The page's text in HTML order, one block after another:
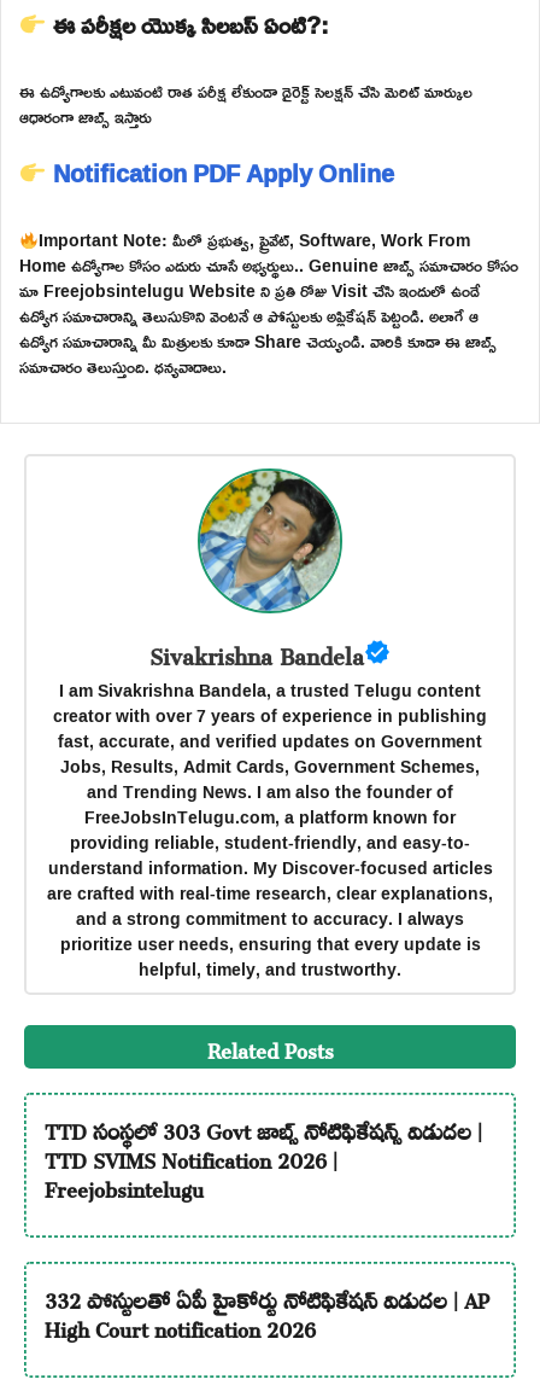
ఈ పరీక్షల యొక్క సిలబస్ ఏంటి?:
ఈ ఉద్యోగాలకు ఎటువంటి రాత పరీక్ష లేకుండా డైరెక్ట్ సెలక్షన్ చేసి మెరిట్ మార్కుల
ఆధారంగా జాబ్స్ ఇస్తారు
Notification PDFApply Online
Important Note: మీలో ప్రభుత్వ, ప్రైవేట్, Software, Work From
Home ఉద్యోగాల కోసం ఎదురు చూసే అభ్యర్థులు.. Genuine జాబ్స్ సమాచారం కోసం
మా Freejobsintelugu Website ని ప్రతి రోజు Visit చేసి ఇందులో ఉండే
ఉద్యోగ సమాచారాన్ని తెలుసుకొని వెంటనే ఆ పోస్టులకు అప్లికేషన్ పెట్టండి. అలాగే ఆ
ఉద్యోగ సమాచారాన్ని మీ మిత్రులకు కూడా Share చెయ్యండి. వారికి కూడా ఈ జాబ్స్
సమాచారం తెలుస్తుంది. ధన్యవాదాలు.
Sivakrishna Bandela
I am Sivakrishna Bandela, a trusted Telugu content
creator with over 7 years of experience in publishing
fast, accurate, and verified updates on Government
Jobs, Results, Admit Cards, Government Schemes,
and Trending News. I am also the founder of
FreeJobsInTelugu.com, a platform known for
providing reliable, student-friendly, and easy-to-
understand information. My Discover-focused articles
are crafted with real-time research, clear explanations,
and a strong commitment to accuracy. I always
prioritize user needs, ensuring that every update is
helpful, timely, and trustworthy.
Related Posts
TTD సంస్థలో 303 Govt జాబ్స్ నోటిఫికేషన్స్ విడుదల |
TTD SVIMS Notification 2026 |
Freejobsintelugu
332 పోస్టులతో ఏపీ హైకోర్టు నోటిఫికేషన్ విడుదల | AP
High Court notification 2026